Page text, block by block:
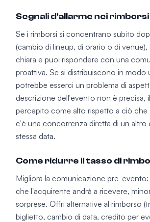
Segnali d'allarme nei rimborsi
Se i rimborsi si concentrano subito
(cambio di lineup, di orario o di venue),
chiara e puoi rispondere con una
proattiva. Se si distribuiscono in modo
potrebbe esserci un problema di
descrizione dell'evento non è precisa,
percepito come alto rispetto a ciò che
c'è una concorrenza diretta di un altro
stessa data.
Come ridurre il tasso di
Migliora la comunicazione pre-
che l'acquirente andrà a ricevere,
sorprese. Offri alternative al rimborso
biglietto, cambio di data, credito per